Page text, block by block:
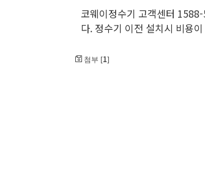
코웨이정수기 고객센터
다. 정수기 이전 설치시 비용
첨부 [1]